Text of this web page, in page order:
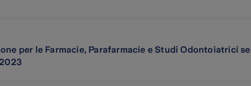
per le Farmacie, Parafarmacie e Studi Odontoiatrici